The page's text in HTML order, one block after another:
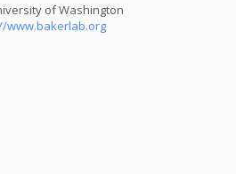
of Washington
www.bakerlab.org